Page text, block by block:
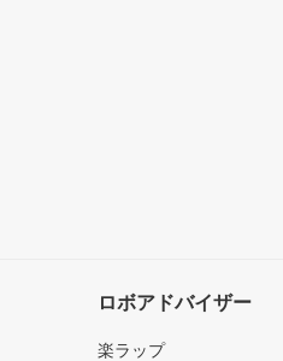
ロボアドバイザー
楽ラップ